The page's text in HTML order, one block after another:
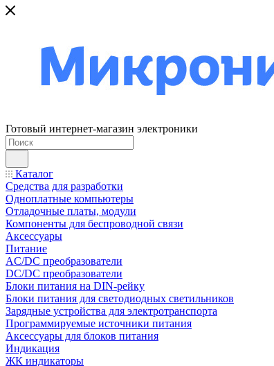
Готовый интернет-магазин электроники
Каталог
Средства для разработки
Одноплатные компьютеры
Отладочные платы, модули
Компоненты для беспроводной связи
Аксессуары
Питание
AC/DC преобразователи
DC/DC преобразователи
Блоки питания на DIN-рейку
Блоки питания для светодиодных светильников
Зарядные устройства для электротранспорта
Программируемые источники питания
Аксессуары для блоков питания
Индикация
ЖК индикаторы